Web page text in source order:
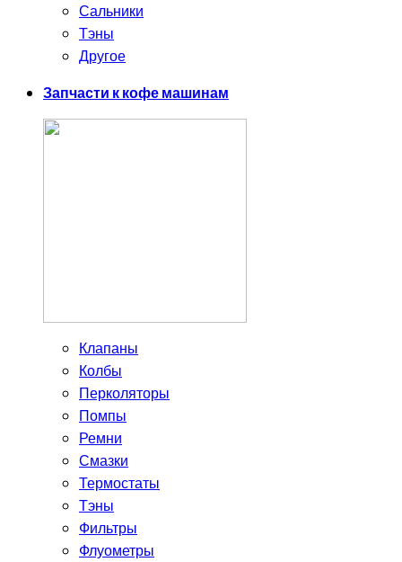
Сальники
Тэны
Другое
Запчасти к кофе машинам
Клапаны
Колбы
Перколяторы
Помпы
Ремни
Смазки
Термостаты
Тэны
Фильтры
Флуометры